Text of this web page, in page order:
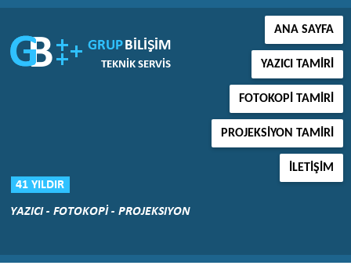
ANA SAYFA
YAZICI TAMIRI
FOTOKOPI TAMIRI
PROJEKSIYON TAMIRI
İLETIŞIM